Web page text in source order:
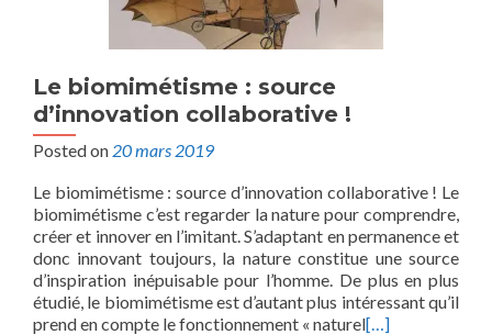
Le biomimétisme : source
d’innovation collaborative !
Posted on 20 mars 2019
Le biomimétisme : source d’innovation collaborative ! Le
biomimétisme c’est regarder la nature pour comprendre,
créer et innover en l’imitant. S’adaptant en permanence et
donc innovant toujours, la nature constitue une source
d’inspiration inépuisable pour l’homme. De plus en plus
étudié, le biomimétisme est d’autant plus intéressant qu’il
prend en compte le fonctionnement « naturel[…]